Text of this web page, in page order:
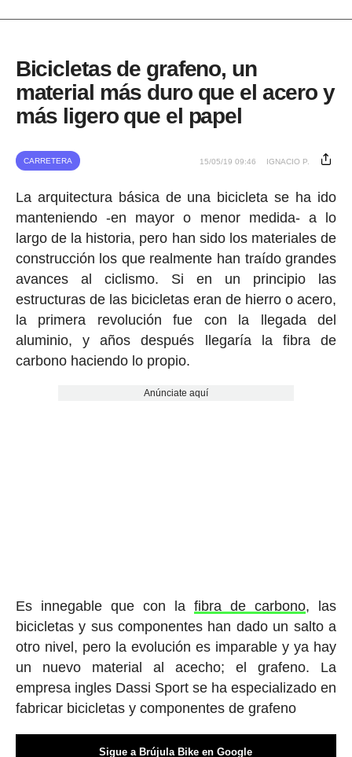
Bicicletas de grafeno, un
material más duro que el acero y
más ligero que el papel
CARRETERA 15/05/19 09:46 IGNACIO P.
La arquitectura básica de una bicicleta se ha ido
manteniendo -en mayor o menor medida- a lo
largo de la historia, pero han sido los materiales de
construcción los que realmente han traído grandes
avances al ciclismo. Si en un principio las
estructuras de las bicicletas eran de hierro o acero,
la primera revolución fue con la llegada del
aluminio, y años después llegaría la fibra de
carbono haciendo lo propio.
Anúnciate aquí
Es innegable que con lafibra de carbono, las
bicicletas y sus componentes han dado un salto a
otro nivel, pero la evolución es imparable y ya hay
un nuevo material al acecho; el grafeno. La
empresa ingles Dassi Sport se ha especializado en
fabricar bicicletas y componentes de grafeno
Sigue a Brújula Bike en Google